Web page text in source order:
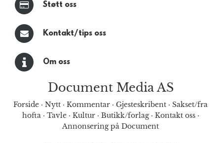
Støtt oss
Kontakt/tips oss
Om oss
Document Media AS
Forside · Nytt · Kommentar · Gjesteskribent · Sakset/fra
hofta· Tavle· Kultur· Butikk/forlag· Kontakt oss·
Annonsering på Document